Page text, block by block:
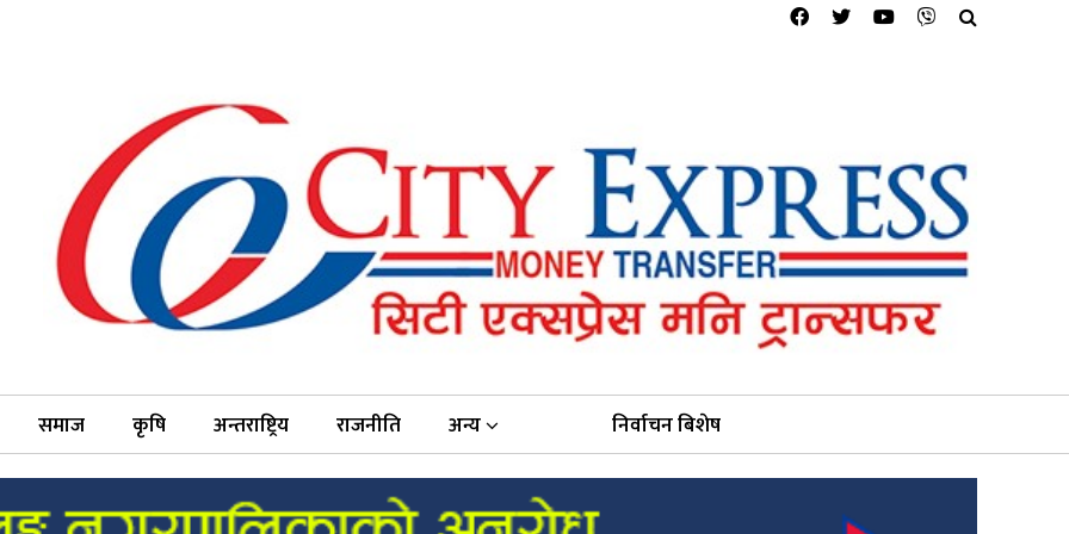
समाज कृषि अन्तराष्ट्रिय राजनीति अन्य निर्वाचन बिशेष